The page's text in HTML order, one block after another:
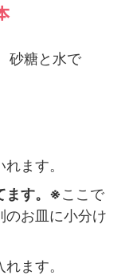
砂糖と水で
ます。
ます。※ここで
のお皿に小分け
ます。